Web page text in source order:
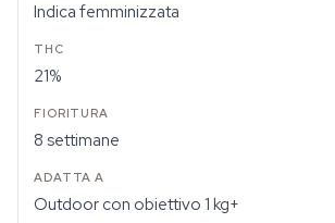
Indica femminizzata
21%
8 settimane
Outdoor con obiettivo 1 kg+